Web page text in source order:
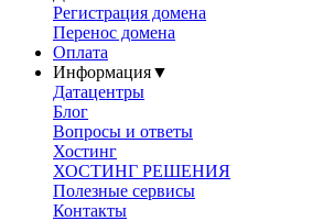
Регистрация домена
Перенос домена
Оплата
Информация▼
Датацентры
Блог
Вопросы и ответы
Хостинг
ХОСТИНГ РЕШЕНИЯ
Полезные сервисы
Контакты